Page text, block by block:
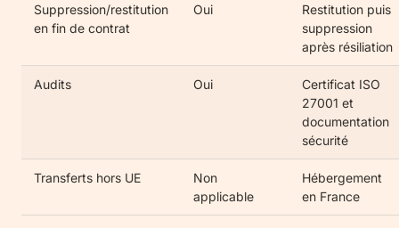
Suppression/restitution
en fin de contrat
Oui
Restitution puis
suppression
après résiliation
Audits Oui
Certificat ISO
27001 et
documentation
sécurité
Transferts hors UE
Non
applicable
Hébergement
en France